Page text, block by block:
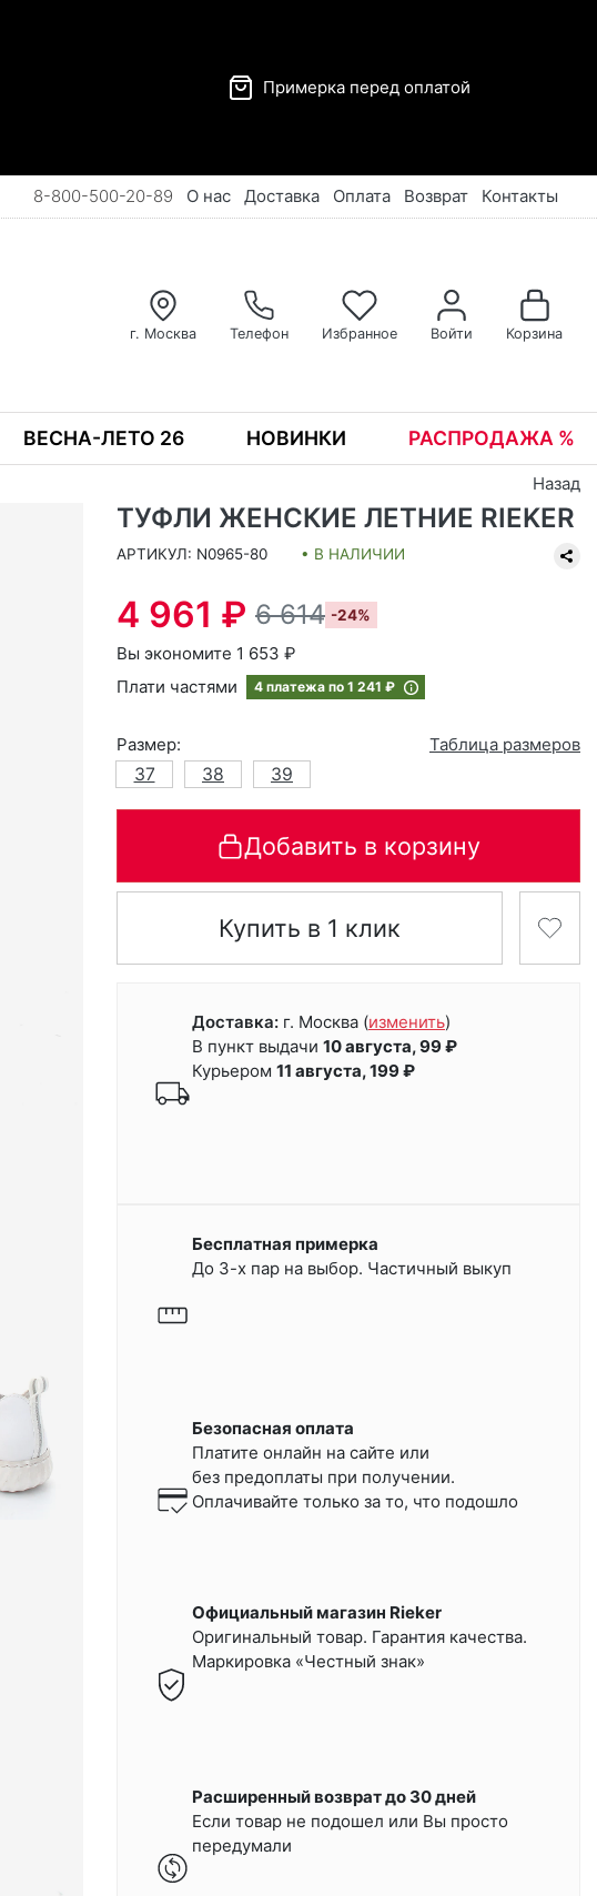
Примерка перед оплатой
8-800-500-20-89 О нас Доставка Оплата Возврат Контакты
г. Москва Телефон Избранное Войти Корзина
ВЕСНА-ЛЕТО 26 НОВИНКИ РАСПРОДАЖА %
Назад
ТУФЛИ ЖЕНСКИЕ ЛЕТНИЕ RIEKER
АРТИКУЛ: N0965-80 • В НАЛИЧИИ
4 961 ₽ 6 614 -24%
Вы экономите 1 653 ₽
Плати частями
4 платежа по 1 241 ₽
Размер:
Таблица размеров
37
38 39
Добавить в корзину
Купить в 1 клик
Доставка: г. Москва (изменить)
В пункт выдачи 10 августа, 99 ₽
Курьером 11 августа, 199 ₽
Бесплатная примерка
До 3-х пар на выбор. Частичный выкуп
Безопасная оплата
Платите онлайн на сайте или
без предоплаты при получении.
Оплачивайте только за то, что подошло
Официальный магазин Rieker
Оригинальный товар. Гарантия качества.
Маркировка «Честный знак»
Расширенный возврат до 30 дней
Если товар не подошел или Вы просто
передумали